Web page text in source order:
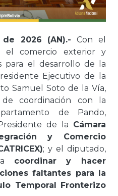
2026 (AN).- Con el
el comercio exterior y
para el desarrollo de la
Ejecutivo de la
Samuel Soto de la Vía,
coordinación con la
de Pando,
de la Cámara
y Comercio
; y el diputado,
coordinar y hacer
faltantes para la
Temporal Fronterizo